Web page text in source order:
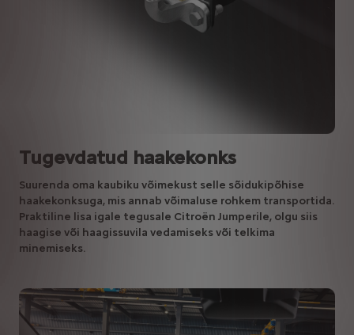
Tugevdatud haakekonks
Suurenda oma kaubiku võimekust selle sõidukipõhise
haakekonksuga, mis annab võimaluse rohkem transportida.
Praktiline lisa igale tegusale Citroën Jumperile, olgu siis
haagise või haagissuvila vedamiseks või telkima
minemiseks.